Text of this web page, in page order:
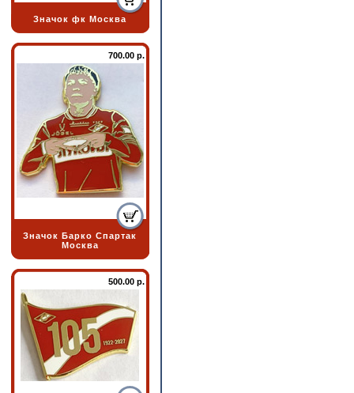
Значок фк Москва
700.00 р.
Значок Барко Спартак
Москва
500.00 р.